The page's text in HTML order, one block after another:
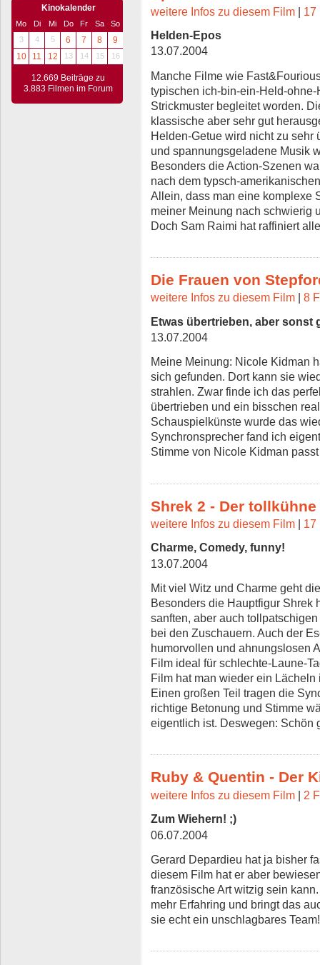
Kinokalender
Mo Di Mi Do Fr Sa
So
3
4 5 6 7 8
9
10
11 12 13 14 15 16
12.669 Beiträge zu
3.883 Filmen im Forum
weitere Infos zu diesem Film | 17
Helden-Epos
13.07.2004
Manche Filme wie
typischen ich-bin-ein-Held-
Strickmuster begleitet worden.
klassische aber sehr gut
Helden-Getue wird nicht zu sehr
und spannungsgeladene Musik
Besonders die Action-Szenen
nach dem typsch-
Allein, dass man eine komplexe
meiner Meinung nach schwierig
Doch Sam Raimi hat raffiniert
Die Frauen von
weitere Infos zu diesem Film
8
Etwas übertrieben, aber sonst
13.07.2004
Meine Meinung: Nicole Kidman
sich gefunden. Dort kann sie
strahlen. Zwar finde ich das
übertrieben und ein bisschen
Schauspielkünste wurde das
Synchronsprecher fand ich
Stimme von Nicole Kidman
Shrek 2 - Der
weitere Infos zu diesem Film | 17
Charme, Comedy, funny!
13.07.2004
Mit viel Witz und Charme geht
Besonders die Hauptfigur Shrek
sanften, aber auch
bei den Zuschauern. Auch der
humorvollen und ahnungslosen
Film ideal für schlechte-Laune-
Film hat man wieder ein Lächeln
Einen großen Teil tragen die
richtige Betonung und Stimme
eigentlich ist. Deswegen: Schön
Ruby & Quentin - Der
weitere Infos zu diesem Film | 2
Zum Wiehern! ;)
06.07.2004
Gerard Depardieu hat ja bisher
diesem Film hat er aber
französische Art witzig sein
mehr Erfahring und bringt das
sie echt ein unschlagbares